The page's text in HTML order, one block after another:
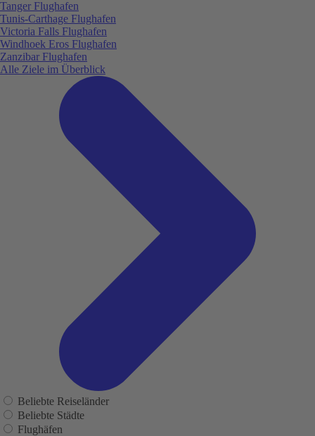
Tanger Flughafen
Tunis-Carthage Flughafen
Victoria Falls Flughafen
Windhoek Eros Flughafen
Zanzibar Flughafen
Alle Ziele im Überblick
Beliebte Reiseländer
Beliebte Städte
Flughäfen